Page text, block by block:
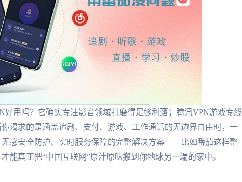
用吗？它确实专注影音领域打磨得足够利落；腾讯VPN游戏专线
渴求的是涵盖追剧、支付、游戏、工作通话的无边界自由时，一
感安全防护、实时服务保障的完整解决方案——比如番茄这样整
能真正把“中国互联网”原汁原味搬到你地球另一端的家中。